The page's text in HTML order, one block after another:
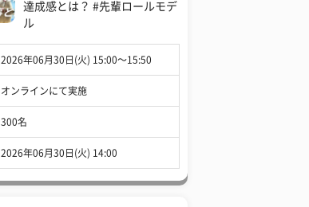
達成感とは？ #先輩ロールモデ
ル
2026年06月30日(火) 15:00〜15:50
オンラインにて実施
300名
2026年06月30日(火) 14:00